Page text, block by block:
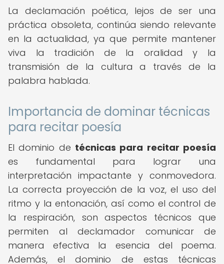
La declamación poética, lejos de ser una
práctica obsoleta, continúa siendo relevante
en la actualidad, ya que permite mantener
viva la tradición de la oralidad y la
transmisión de la cultura a través de la
palabra hablada.
Importancia de dominar técnicas
para recitar poesía
El dominio de técnicas para recitar poesía
es fundamental para lograr una
interpretación impactante y conmovedora.
La correcta proyección de la voz, el uso del
ritmo y la entonación, así como el control de
la respiración, son aspectos técnicos que
permiten al declamador comunicar de
manera efectiva la esencia del poema.
Además, el dominio de estas técnicas